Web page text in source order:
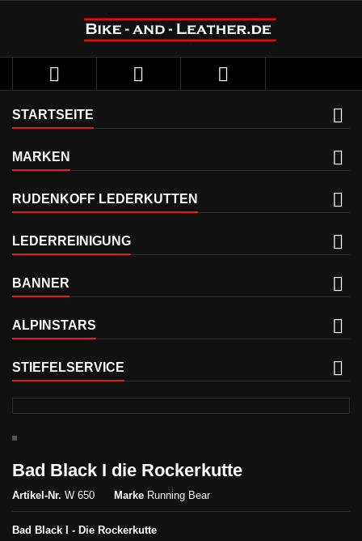
  
STARTSEITE
MARKEN
RUDENKOFF LEDERKUTTEN
LEDERREINIGUNG
BANNER
ALPINSTARS
STIEFELSERVICE
Bad Black I die Rockerkutte
Artikel-Nr. W 650 Marke Running Bear
Bad Black I - Die Rockerkutte